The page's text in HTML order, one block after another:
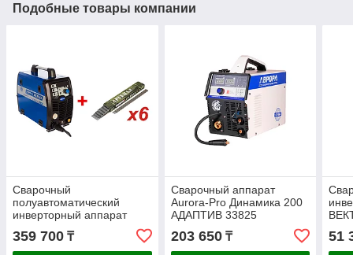
Подобные товары компании
Сварочный
полуавтоматический
инверторный аппарат
Aurora-Pro SPEEDWAY
175 10038 + Электроды
359 700 ₸
Сварочный аппарат
Aurora-Pro Динамика 200
АДАПТИВ 33825
203 650₸ 51